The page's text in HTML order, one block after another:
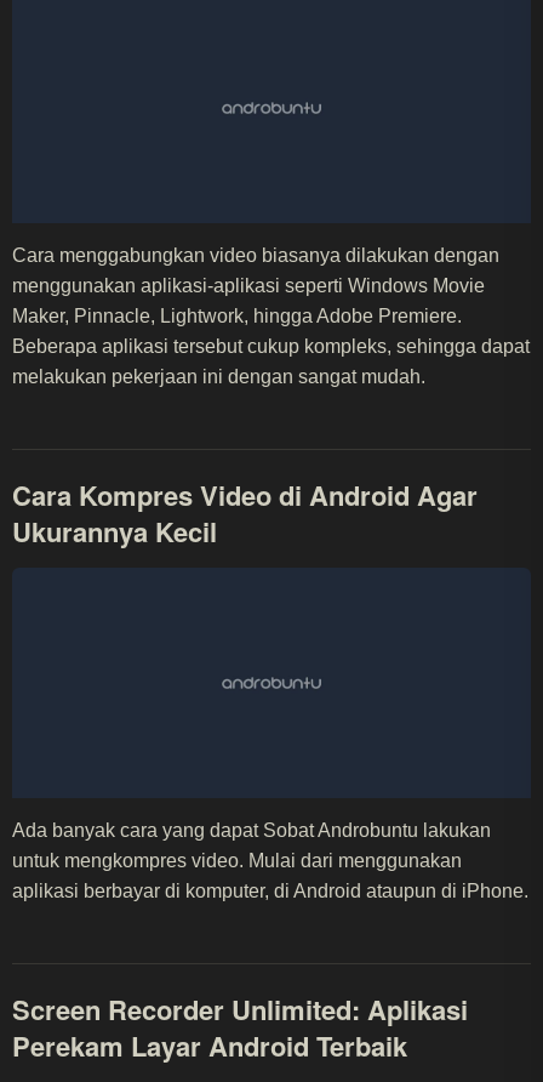
Cara menggabungkan video biasanya dilakukan dengan
menggunakan aplikasi-aplikasi seperti Windows Movie
Maker, Pinnacle, Lightwork, hingga Adobe Premiere.
Beberapa aplikasi tersebut cukup kompleks, sehingga dapat
melakukan pekerjaan ini dengan sangat mudah.
Cara Kompres Video di Android Agar
Ukurannya Kecil
Ada banyak cara yang dapat Sobat Androbuntu lakukan
untuk mengkompres video. Mulai dari menggunakan
aplikasi berbayar di komputer, di Android ataupun di iPhone.
Screen Recorder Unlimited: Aplikasi
Perekam Layar Android Terbaik